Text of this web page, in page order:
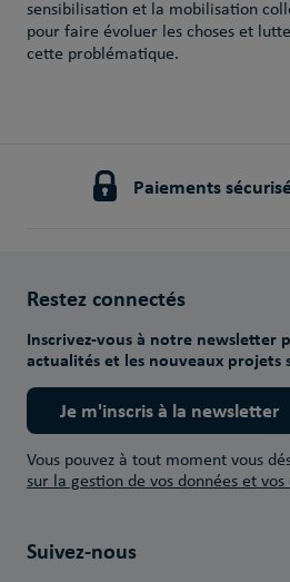
sensibilisation et la mobilisation
pour faire évoluer les choses et
cette problématique.
Paiements
Restez connectés
Inscrivez-vous à notre newsletter
actualités et les nouveaux projets
Je m'inscris à la newsletter
Vous pouvez à tout moment vous
sur la gestion de vos données et vos
Suivez-nous